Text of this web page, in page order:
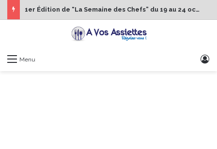
1er Édition de “La Semaine des Chefs” du 19 au 24 octobre 2026
Menu